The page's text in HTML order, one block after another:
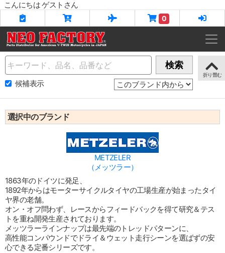
こんにちは ゲストさん
0
Name 検索
候補表示
選択中のブランド
METZELER
（メッツラー）
1863年のドイツに発足、
1892年からはモーターサイクルタイヤの工場生産が始まったタイ
ヤ界の老舗。
オン・オフ問わず、レースからフィードバックを得て研究＆テス
トを重ね開発生産されております。
メッツラーラインナップは最先端のトレッドパターンに、
高性能コンパウンドでドライ＆ウェット走行シーンを選ばずの安
心できる定番シリーズです。